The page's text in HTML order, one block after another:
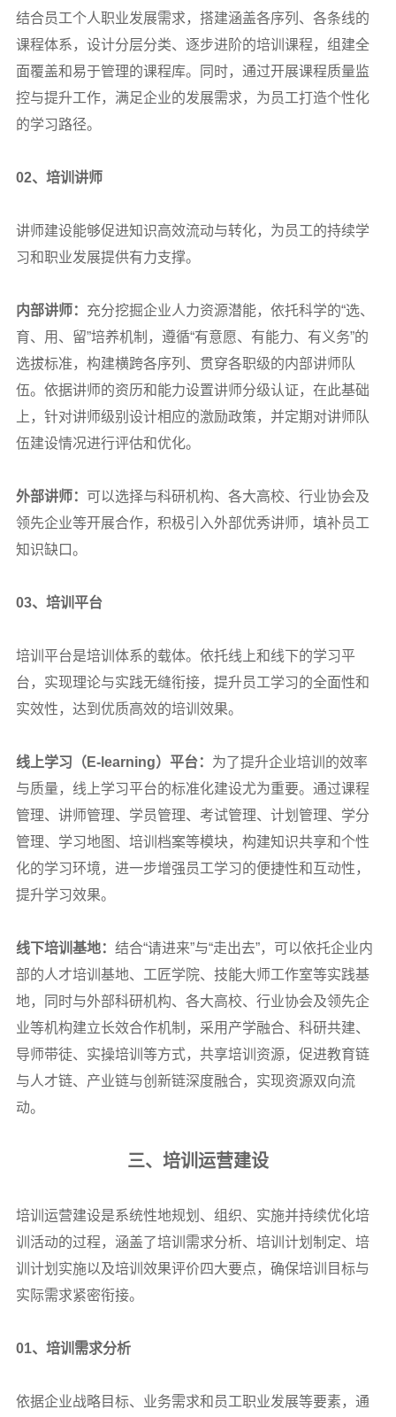
结合员工个人职业发展需求，搭建涵盖各序列、各条线的
课程体系，设计分层分类、逐步进阶的培训课程，组建全
面覆盖和易于管理的课程库。同时，通过开展课程质量监
控与提升工作，满足企业的发展需求，为员工打造个性化
的学习路径。
02、培训讲师
讲师建设能够促进知识高效流动与转化，为员工的持续学
习和职业发展提供有力支撑。
内部讲师： 充分挖掘企业人力资源潜能，依托科学的“选、
育、用、留”培养机制，遵循“有意愿、有能力、有义务”的
选拔标准，构建横跨各序列、贯穿各职级的内部讲师队
伍。依据讲师的资历和能力设置讲师分级认证，在此基础
上，针对讲师级别设计相应的激励政策，并定期对讲师队
伍建设情况进行评估和优化。
外部讲师： 可以选择与科研机构、各大高校、行业协会及
领先企业等开展合作，积极引入外部优秀讲师，填补员工
知识缺口。
03、培训平台
培训平台是培训体系的载体。依托线上和线下的学习平
台，实现理论与实践无缝衔接，提升员工学习的全面性和
实效性，达到优质高效的培训效果。
线上学习（E-learning）平台： 为了提升企业培训的效率
与质量，线上学习平台的标准化建设尤为重要。通过课程
管理、讲师管理、学员管理、考试管理、计划管理、学分
管理、学习地图、培训档案等模块，构建知识共享和个性
化的学习环境，进一步增强员工学习的便捷性和互动性，
提升学习效果。
线下培训基地： 结合“请进来”与“走出去”，可以依托企业内
部的人才培训基地、工匠学院、技能大师工作室等实践基
地，同时与外部科研机构、各大高校、行业协会及领先企
业等机构建立长效合作机制，采用产学融合、科研共建、
导师带徒、实操培训等方式，共享培训资源，促进教育链
与人才链、产业链与创新链深度融合，实现资源双向流
动。
三、培训运营建设
培训运营建设是系统性地规划、组织、实施并持续优化培
训活动的过程，涵盖了培训需求分析、培训计划制定、培
训计划实施以及培训效果评价四大要点，确保培训目标与
实际需求紧密衔接。
01、培训需求分析
依据企业战略目标、业务需求和员工职业发展等要素，通